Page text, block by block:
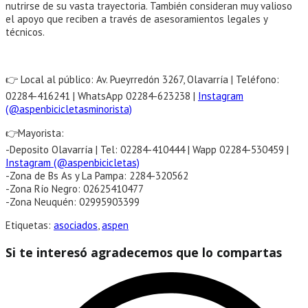
nutrirse de su vasta trayectoria. También consideran muy valioso
el apoyo que reciben a través de asesoramientos legales y
técnicos.
👉 Local al público: Av. Pueyrredón 3267, Olavarría | Teléfono:
02284-416241 | WhatsApp 02284-623238 | Instagram
(@aspenbicicletasminorista)
👉Mayorista:
-Deposito Olavarría | Tel: 02284-410444 | Wapp 02284-530459 |
Instagram (@aspenbicicletas)
-Zona de Bs As y La Pampa: 2284-320562
-Zona Río Negro: 02625410477
-Zona Neuquén: 02995903399
Etiquetas: asociados, aspen
Si te interesó agradecemos que lo compartas